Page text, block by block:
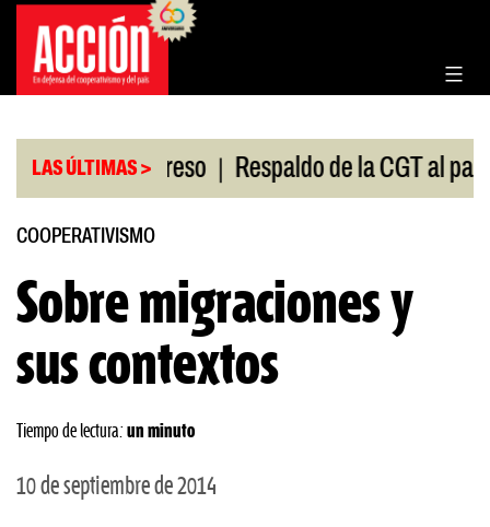
Saltar
contenido
LAS ÚLTIMAS >
en el Congreso | Respaldo de la CGT al paro
COOPERATIVISMO
Sobre migraciones y
sus contextos
Tiempo de lectura: un minuto
10 de septiembre de 2014